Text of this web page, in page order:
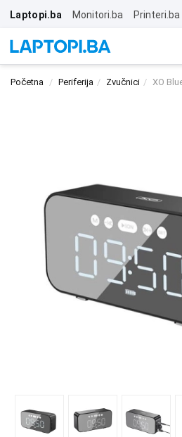
Laptopi.ba Monitori.ba Printeri.ba
Početna Periferija Zvučnici XO